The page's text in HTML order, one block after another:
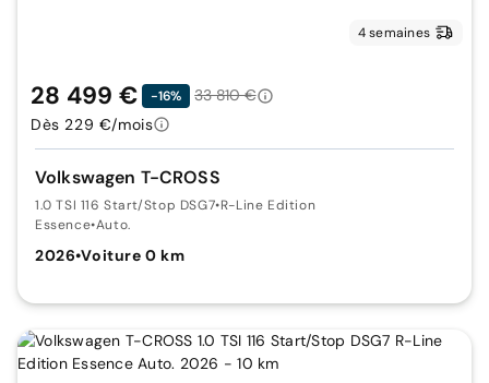
4 semaines
Volkswagen T-CROSS
1.0 TSI 116 Start/Stop DSG7•R-Line Edition
Essence•Auto.
2026•Voiture 0 km
28 499 € -16%
33 810 €
Dès 229 €/mois